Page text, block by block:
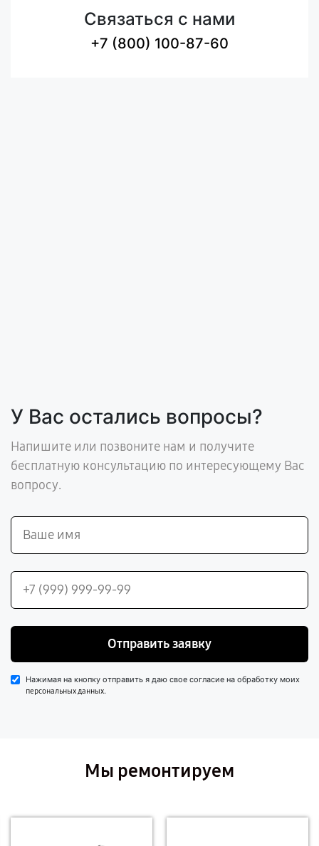
Связаться с нами
+7 (800) 100-87-60
У Вас остались вопросы?
Напишите или позвоните нам и получите
бесплатную консультацию по интересующему Вас
вопросу.
Отправить заявку
Нажимая на кнопку отправить я даю свое согласие на обработку моих
персональных данных.
Мы ремонтируем